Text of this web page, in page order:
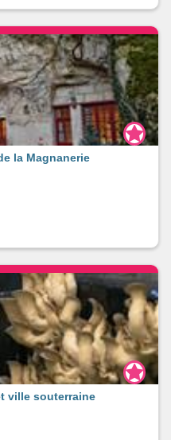
la Magnanerie
ville souterraine